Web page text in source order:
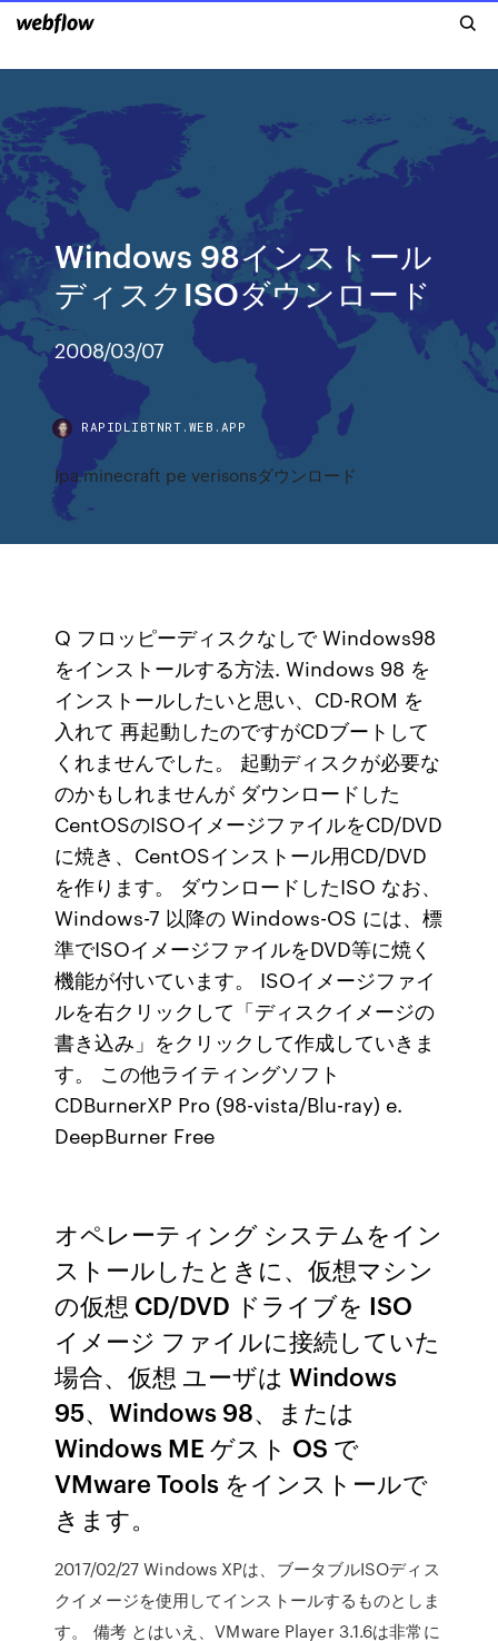
Windows 98インストール
ディスクISOダウンロード
2008/03/07
RAPIDLIBTNRT.WEB.APP
Ipa minecraft pe verisonsダウンロード
Q フロッピーディスクなしで Windows98
をインストールする方法. Windows 98 を
インストールしたいと思い、CD-ROM を
入れて 再起動したのですがCDブートして
くれませんでした。 起動ディスクが必要な
のかもしれませんが ダウンロードした
CentOSのISOイメージファイルをCD/DVD
に焼き、CentOSインストール用CD/DVD
を作ります。 ダウンロードしたISO なお、
Windows-7 以降の Windows-OS には、標
準でISOイメージファイルをDVD等に焼く
機能が付いています。 ISOイメージファイ
ルを右クリックして「ディスクイメージの
書き込み」をクリックして作成していきま
す。 この他ライティングソフト
CDBurnerXP Pro (98-vista/Blu-ray) e.
DeepBurner Free
オペレーティング システムをイン
ストールしたときに、仮想マシン
の仮想 CD/DVD ドライブを ISO
イメージ ファイルに接続していた
場合、仮想 ユーザは Windows
95、Windows 98、または
Windows ME ゲスト OS で
VMware Tools をインストールで
きます。
2017/02/27 Windows XPは、ブータブルISOディス
クイメージを使用してインストールするものとしま
す。 備考 とはいえ、VMware Player 3.1.6は非常に